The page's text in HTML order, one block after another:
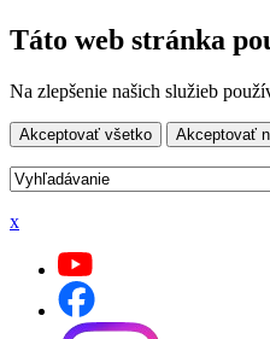
Táto web stránka
Na zlepšenie našich služieb
Akceptovať všetko Akceptovať
x